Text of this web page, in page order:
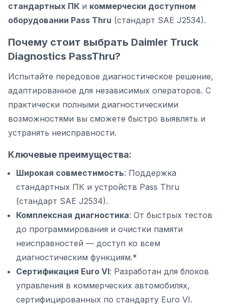
стандартных ПК и коммерчески доступном
оборудовании Pass Thru (стандарт SAE J2534).
Почему стоит выбрать Daimler Truck
Diagnostics PassThru?
Испытайте передовое диагностическое решение,
адаптированное для независимых операторов. С
практически полными диагностическими
возможностями вы сможете быстро выявлять и
устранять неисправности.
Ключевые преимущества:
Широкая совместимость: Поддержка
стандартных ПК и устройств Pass Thru
(стандарт SAE J2534).
Комплексная диагностика: От быстрых тестов
до программирования и очистки памяти
неисправностей — доступ ко всем
диагностическим функциям.*
Сертификация Euro VI: Разработан для блоков
управления в коммерческих автомобилях,
сертифицированных по стандарту Euro VI.